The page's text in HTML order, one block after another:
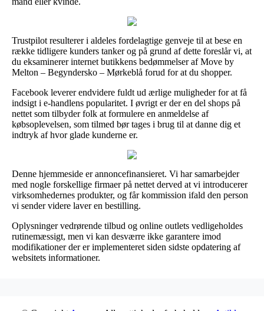
Trustpilot resulterer i aldeles fordelagtige genveje til at bese en
række tidligere kunders tanker og på grund af dette foreslår vi, at
du eksaminerer internet butikkens bedømmelser af Move by
Melton – Begyndersko – Mørkeblå forud for at du shopper.
Facebook leverer endvidere fuldt ud ærlige muligheder for at få
indsigt i e-handlens popularitet. I øvrigt er der en del shops på
nettet som tilbyder folk at formulere en anmeldelse af
købsoplevelsen, som tilmed bør tages i brug til at danne dig et
indtryk af hvor glade kunderne er.
Denne hjemmeside er annoncefinansieret. Vi har samarbejder
med nogle forskellige firmaer på nettet derved at vi introducerer
virksomhedernes produkter, og får kommission ifald den person
vi sender videre laver en bestilling.
Oplysninger vedrørende tilbud og online outlets vedligeholdes
rutinemæssigt, men vi kan desværre ikke garantere imod
modifikationer der er implementeret siden sidste opdatering af
websitets informationer.